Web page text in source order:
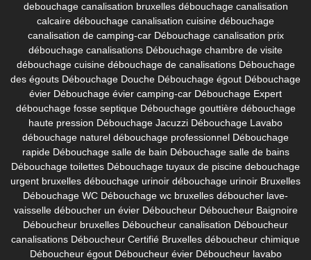
debouchage canalisation bruxelles débouchage canalisation
calcaire débouchage canalisation cuisine débouchage
canalisation de camping-car Débouchage canalisation prix
débouchage canalisations Débouchage chambre de visite
débouchage cuisine débouchage de canalisations Débouchage
des égouts Débouchage Douche Débouchage égout Débouchage
évier Débouchage évier camping-car Débouchage Expert
débouchage fosse septique Débouchage gouttière débouchage
haute pression Débouchage Jacuzzi Débouchage Lavabo
débouchage naturel débouchage professionnel Débouchage
rapide Débouchage salle de bain Débouchage salle de bains
Débouchage toilettes Débouchage tuyaux de piscine debouchage
urgent bruxelles débouchage urinoir débouchage urinoir Bruxelles
Débouchage WC Débouchage wc bruxelles déboucher lave-
vaisselle déboucher un évier Déboucheur Déboucheur Baignoire
Déboucheur bruxelles Déboucheur canalisation Déboucheur
canalisations Déboucheur Certifié Bruxelles déboucheur chimique
Déboucheur égout Déboucheur évier Déboucheur lavabo